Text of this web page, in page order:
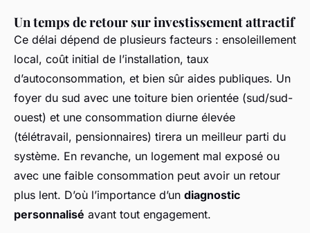
Un temps de retour sur investissement attractif
Ce délai dépend de plusieurs facteurs : ensoleillement
local, coût initial de l’installation, taux
d’autoconsommation, et bien sûr aides publiques. Un
foyer du sud avec une toiture bien orientée (sud/sud-
ouest) et une consommation diurne élevée
(télétravail, pensionnaires) tirera un meilleur parti du
système. En revanche, un logement mal exposé ou
avec une faible consommation peut avoir un retour
plus lent. D’où l’importance d’un diagnostic
personnalisé avant tout engagement.